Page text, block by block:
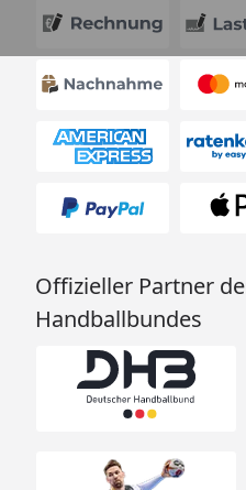
Offizieller Partner
Handballbundes